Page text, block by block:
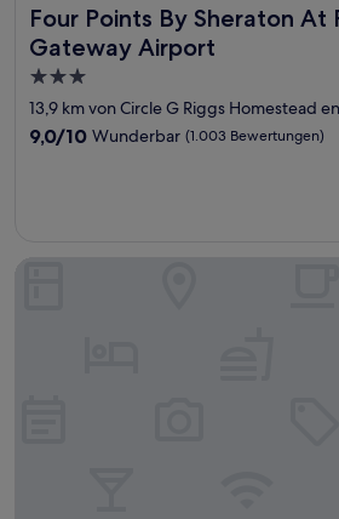
Four Points By Sheraton At
Gateway Airport
Four Points By Sheraton At
3.0-
Sterne-
Unterkunft
13,9 km von Circle G Riggs Homestead
9.0
9,0/10 Wunderbar (1.003 Bewertungen)
Courtyard Phoenix Chandler/Fashion